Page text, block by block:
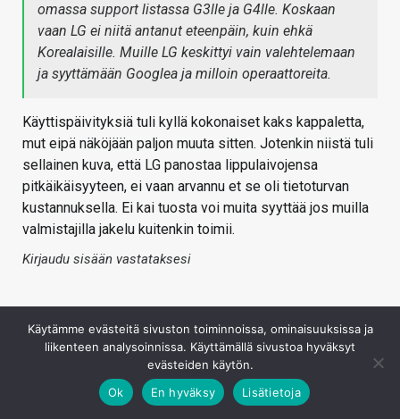
omassa support listassa G3lle ja G4lle. Koskaan
vaan LG ei niitä antanut eteenpäin, kuin ehkä
Korealaisille. Muille LG keskittyi vain valehtelemaan
ja syyttämään Googlea ja milloin operaattoreita.
Käyttispäivityksiä tuli kyllä kokonaiset kaks kappaletta,
mut eipä näköjään paljon muuta sitten. Jotenkin niistä tuli
sellainen kuva, että LG panostaa lippulaivojensa
pitkäikäisyyteen, ei vaan arvannu et se oli tietoturvan
kustannuksella. Ei kai tuosta voi muita syyttää jos muilla
valmistajilla jakelu kuitenkin toimii.
Kirjaudu sisään vastataksesi
Käytämme evästeitä sivuston toiminnoissa, ominaisuuksissa ja
liikenteen analysoinnissa. Käyttämällä sivustoa hyväksyt
evästeiden käytön.
Ok
En hyväksy Lisätietoja